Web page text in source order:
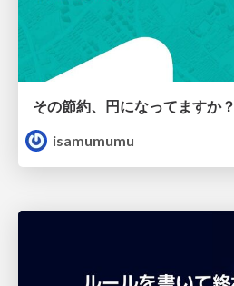
その節約、円になってますか？
isamumumu